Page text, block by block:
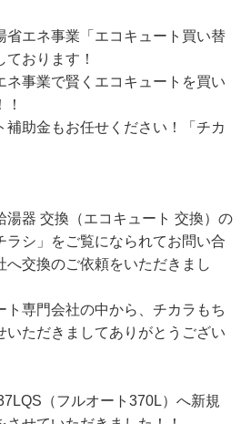
省エネ事業「エコキュート買い替
ております！
ネ事業で賢くエコキュートを買い
補助金もお任せください！「チカ
湯器 交換（エコキュート 交換）の
ラシ」をご覧になられてお問い合
へ交換のご依頼をいただきまし
ト専門会社の中から、チカラもち
いただきましてありがとうござい
（フルオート370L）へ新規